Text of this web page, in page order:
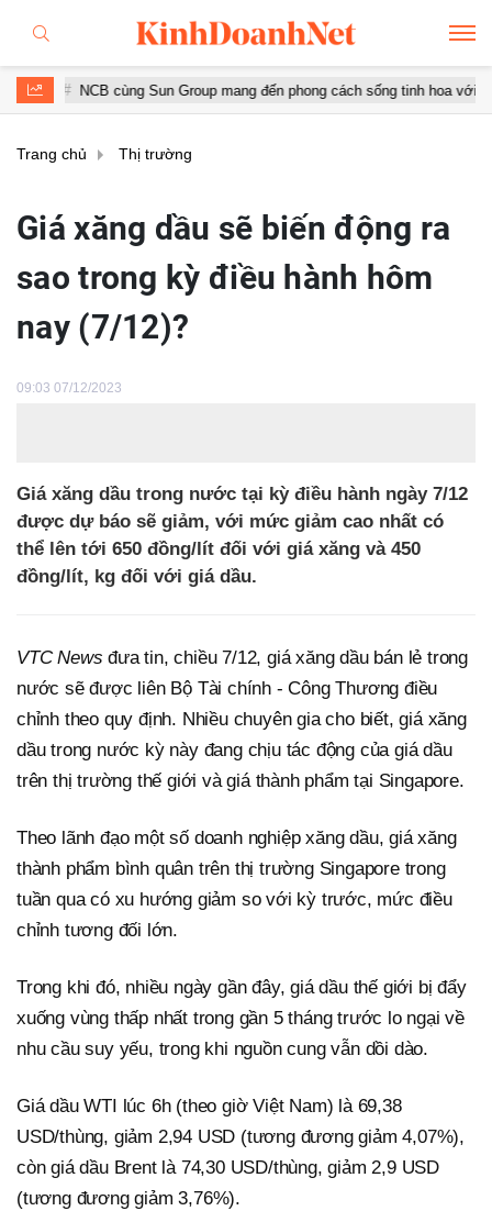
cùng Sun Group mang đến phong cách sống tinh hoa với đặc quyền
Trang chủ Thị trường
Giá xăng dầu sẽ biến động ra
sao trong kỳ điều hành hôm
nay (7/12)?
09:03 07/12/2023
Giá xăng dầu trong nước tại kỳ điều hành ngày 7/12
được dự báo sẽ giảm, với mức giảm cao nhất có
thể lên tới 650 đồng/lít đối với giá xăng và 450
đồng/lít, kg đối với giá dầu.
VTC News đưa tin, chiều 7/12, giá xăng dầu bán lẻ trong
nước sẽ được liên Bộ Tài chính - Công Thương điều
chỉnh theo quy định. Nhiều chuyên gia cho biết, giá xăng
dầu trong nước kỳ này đang chịu tác động của giá dầu
trên thị trường thế giới và giá thành phẩm tại Singapore.
Theo lãnh đạo một số doanh nghiệp xăng dầu, giá xăng
thành phẩm bình quân trên thị trường Singapore trong
tuần qua có xu hướng giảm so với kỳ trước, mức điều
chỉnh tương đối lớn.
Trong khi đó, nhiều ngày gần đây, giá dầu thế giới bị đẩy
xuống vùng thấp nhất trong gần 5 tháng trước lo ngại về
nhu cầu suy yếu, trong khi nguồn cung vẫn dồi dào.
Giá dầu WTI lúc 6h (theo giờ Việt Nam) là 69,38
USD/thùng, giảm 2,94 USD (tương đương giảm 4,07%),
còn giá dầu Brent là 74,30 USD/thùng, giảm 2,9 USD
(tương đương giảm 3,76%).